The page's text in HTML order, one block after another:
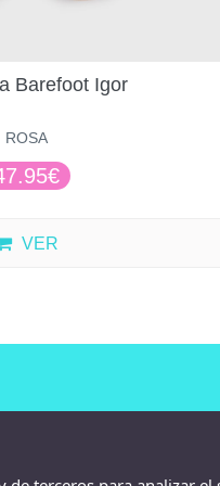
Barefoot Igor
ROSA
VER